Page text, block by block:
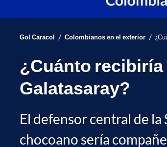
Gol Caracol / Colombianos en el exterior /
¿Cuánto recibiría
Galatasaray?
El defensor central de
chocoano sería